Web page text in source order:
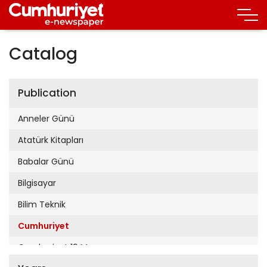
Catalog
Publication
Anneler Günü
Atatürk Kitapları
Babalar Günü
Bilgisayar
Bilim Teknik
Cumhuriyet
Cumhuriyet 19 Mayıs